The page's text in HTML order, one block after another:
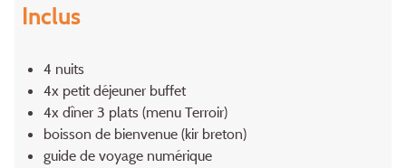
Inclus
4 nuits
4x petit déjeuner buffet
4x dîner 3 plats (menu Terroir)
boisson de bienvenue (kir breton)
guide de voyage numérique